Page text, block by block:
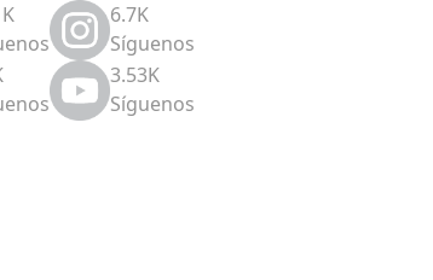
6.7K
Síguenos
3.53K
Síguenos